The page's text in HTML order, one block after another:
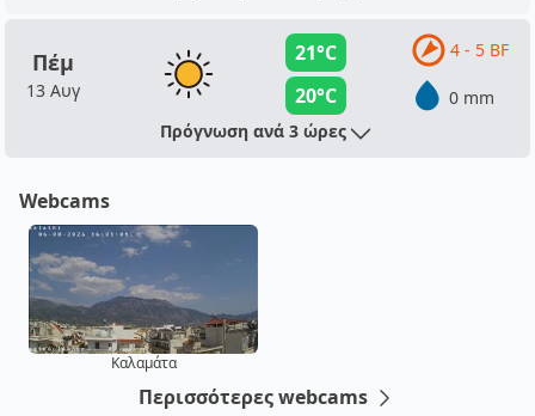
Πέμ
13 Αυγ
21°C
20°C
4 - 5 BF
0 mm
Πρόγνωση ανά 3 ώρες
Webcams
Καλαμάτα
Περισσότερες webcams